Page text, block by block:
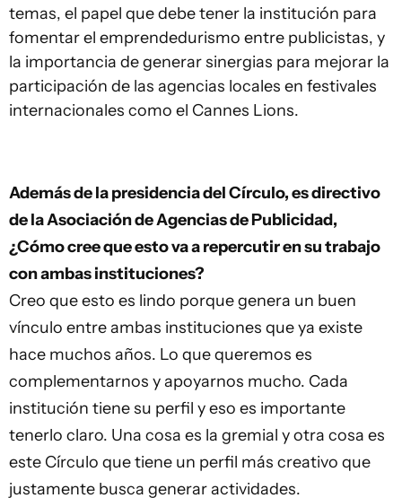
temas, el papel que debe tener la institución para
fomentar el emprendedurismo entre publicistas, y
la importancia de generar sinergias para mejorar la
participación de las agencias locales en festivales
internacionales como el Cannes Lions.
Además de la presidencia del Círculo, es directivo
de la Asociación de Agencias de Publicidad,
¿Cómo cree que esto va a repercutir en su trabajo
con ambas instituciones?
Creo que esto es lindo porque genera un buen
vínculo entre ambas instituciones que ya existe
hace muchos años. Lo que queremos es
complementarnos y apoyarnos mucho. Cada
institución tiene su perfil y eso es importante
tenerlo claro. Una cosa es la gremial y otra cosa es
este Círculo que tiene un perfil más creativo que
justamente busca generar actividades.